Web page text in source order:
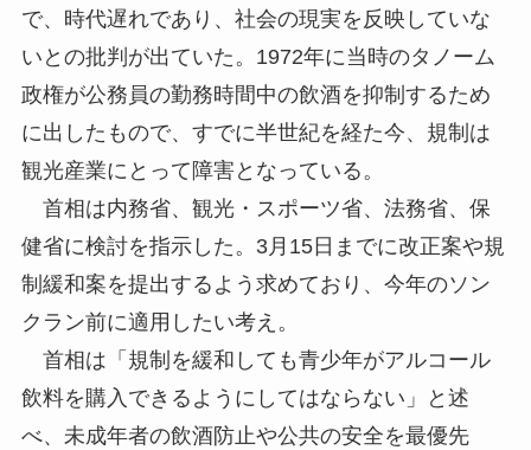
で、時代遅れであり、社会の現実を反映していな
いとの批判が出ていた。1972年に当時のタノーム
政権が公務員の勤務時間中の飲酒を抑制するため
に出したもので、すでに半世紀を経た今、規制は
観光産業にとって障害となっている。
首相は内務省、観光・スポーツ省、法務省、保
健省に検討を指示した。3月15日までに改正案や規
制緩和案を提出するよう求めており、今年のソン
クラン前に適用したい考え。
首相は「規制を緩和しても青少年がアルコール
飲料を購入できるようにしてはならない」と述
べ、未成年者の飲酒防止や公共の安全を最優先